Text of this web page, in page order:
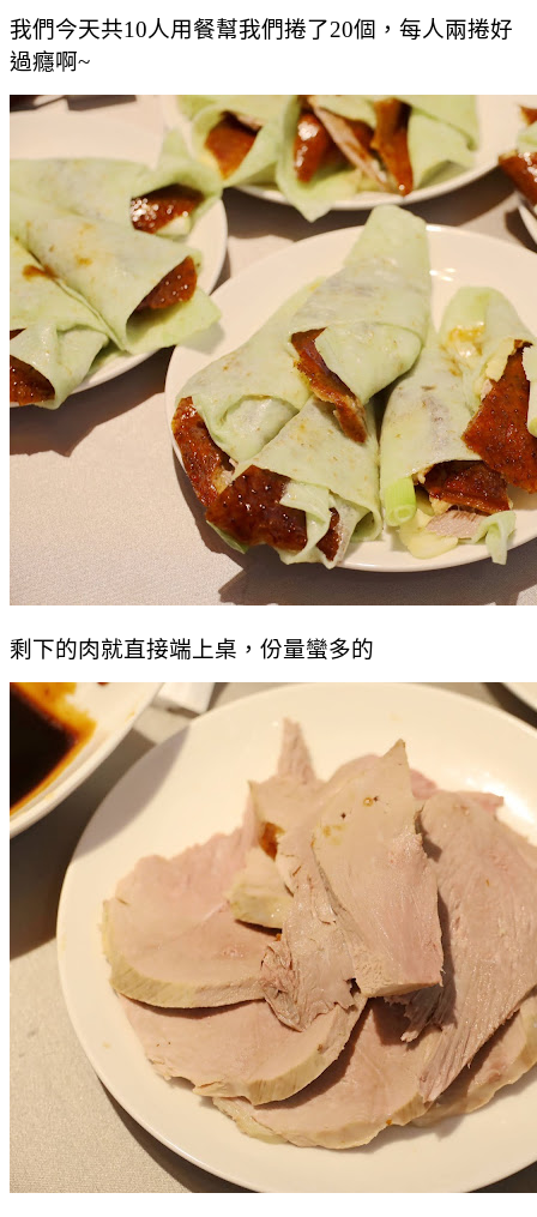
我們今天共10人用餐幫我們捲了20個，每人兩捲好
過癮啊~
剩下的肉就直接端上桌，份量蠻多的